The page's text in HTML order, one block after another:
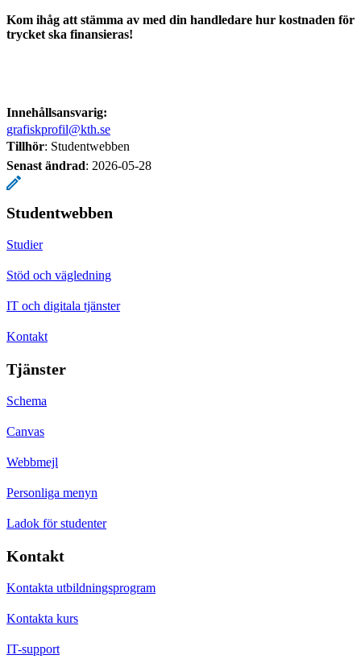
Kom ihåg att stämma av med din handledare hur kostnaden för
trycket ska finansieras!
Innehållsansvarig:
grafiskprofil@kth.se
Tillhör: Studentwebben
Senast ändrad: 2026-05-28
Studentwebben
Studier
Stöd och vägledning
IT och digitala tjänster
Kontakt
Tjänster
Schema
Canvas
Webbmejl
Personliga menyn
Ladok för studenter
Kontakt
Kontakta utbildningsprogram
Kontakta kurs
IT-support